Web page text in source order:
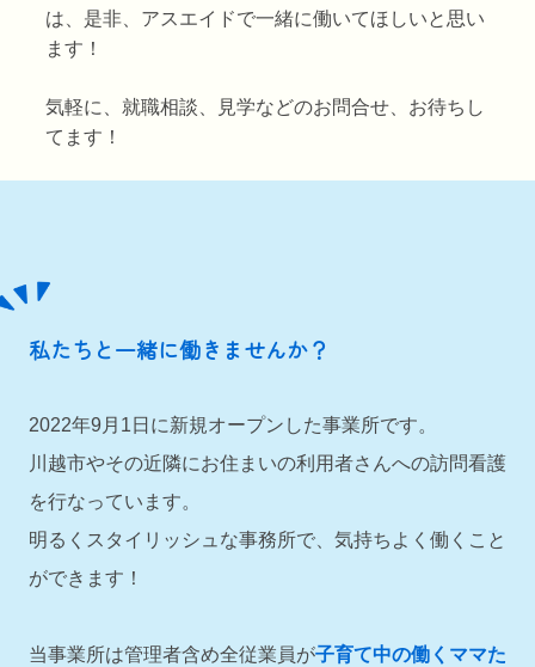
は、是非、アスエイドで一緒に働いてほしいと思い
ます！
気軽に、就職相談、見学などのお問合せ 、お待ちし
てます！
私たちと一緒に働きませんか？
2022年9月1日に新規オープンした事業所です。
川越市やその近隣にお住まいの利用者さんへの訪問看護
を行なっています。
明るくスタイリッシュな事務所で、気持ちよく働くこと
ができます！
当事業所は管理者含め全従業員が子育て中の働くママた